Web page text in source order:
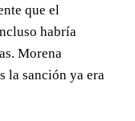
que el
habría
Morena
la sanción ya era